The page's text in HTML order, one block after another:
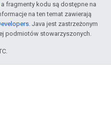
a fragmenty kodu są dostępne na
na ten temat zawierają
. Java jest zastrzeżonym
podmiotów stowarzyszonych.